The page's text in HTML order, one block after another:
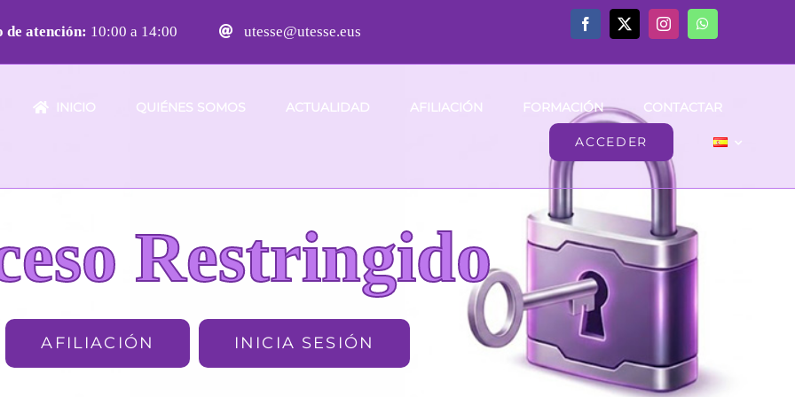
atención: 10:00 a 14:00 utesse@utesse.eus
INICIO QUIÉNES SOMOS ACTUALIDAD AFILIACIÓN FORMACIÓN CONTACTAR
ACCEDER
Restringido
AFILIACIÓN INICIA SESIÓN